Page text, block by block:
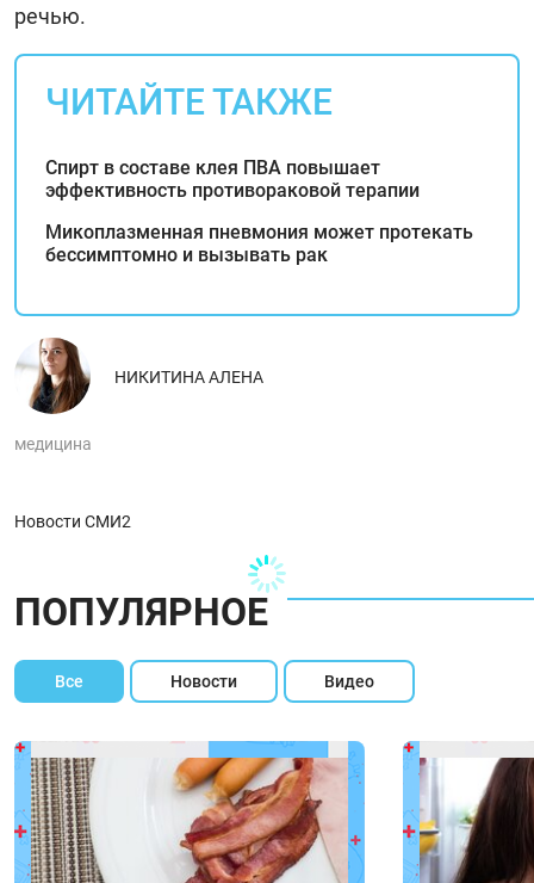
речью.
ЧИТАЙТЕ ТАКЖЕ
Спирт в составе клея ПВА повышает
эффективность противораковой терапии
Микоплазменная пневмония может протекать
бессимптомно и вызывать рак
НИКИТИНА АЛЕНА
медицина
Новости СМИ2
ПОПУЛЯРНОЕ
Все Новости Видео